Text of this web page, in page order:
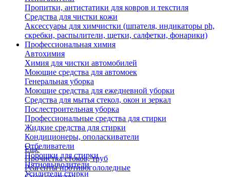
Пропитки, антистатики для ковров и текстиля
Средства для чистки кожи
Аксессуары для химчистки (шпателя, индикаторы ph,
скребки, распылители, щетки, салфетки, фонарики)
Профессиональная химия
Автохимия
Химия для чистки автомобилей
Моющие средства для автомоек
Генеральная уборка
Моющие средства для ежедневной уборки
Средства для мытья стекол, окон и зеркал
Послестроительная уборка
Профессиональные средства для стирки
Жидкие средства для стирки
Кондиционеры, ополаскиватели
Отбеливатели
Порошки для стирки
Пятновыводители
Усилители стирки
Еще
Прочистка стоков, труб
Реагенты противогололедные